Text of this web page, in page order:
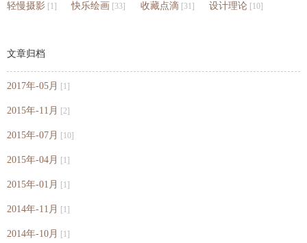
轻慢摄影 [1] 快乐绘画 [33] 收藏点滴 [31] 设计理论 [10]
文章归档
2017年-05月 [1]
2015年-11月 [2]
2015年-07月 [10]
2015年-04月 [1]
2015年-01月 [1]
2014年-11月 [1]
2014年-10月 [1]